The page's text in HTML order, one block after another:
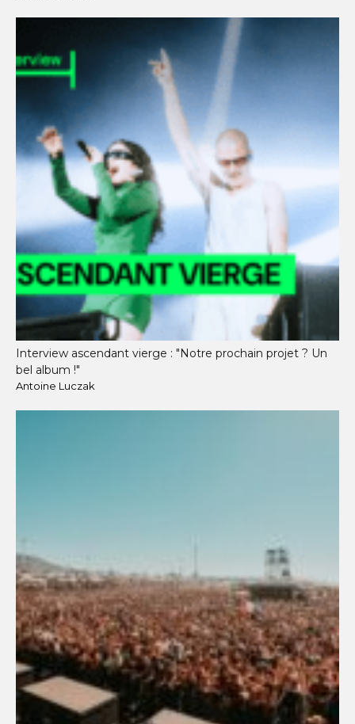
Interview ascendant vierge : "Notre prochain projet ? Un
bel album !"
Antoine Luczak